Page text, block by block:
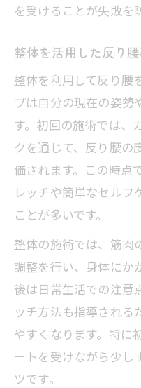
法
整体視点で反
整体のサポー
筋
整体アドバイ
性
日常生活に合わ
整体目線で考
整体アプロー
直し
整体が推奨す
イント
整体と連携し
習慣
を受けることが失敗を
整体を活用した反り
整体を利用して反り腰
プは自分の現在の姿勢
す。初回の施術では、
クを通じて、反り腰の
価されます。この時点
レッチや簡単なセルフ
ことが多いです。
整体の施術では、筋肉
調整を行い、身体にか
後は日常生活での注意
ッチ方法も指導される
やすくなります。特に
ートを受けながら少し
ツです。